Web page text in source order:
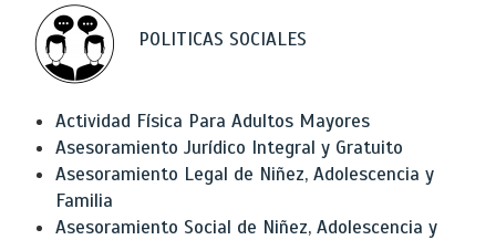
POLITICAS SOCIALES
Actividad Física Para Adultos Mayores
Asesoramiento Jurídico Integral y Gratuito
Asesoramiento Legal de Niñez, Adolescencia y
Familia
Asesoramiento Social de Niñez, Adolescencia y